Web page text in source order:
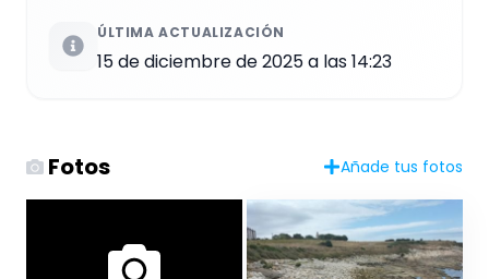
ÚLTIMA ACTUALIZACIÓN
15 de diciembre de 2025 a las 14:23
Fotos Añade tus fotos